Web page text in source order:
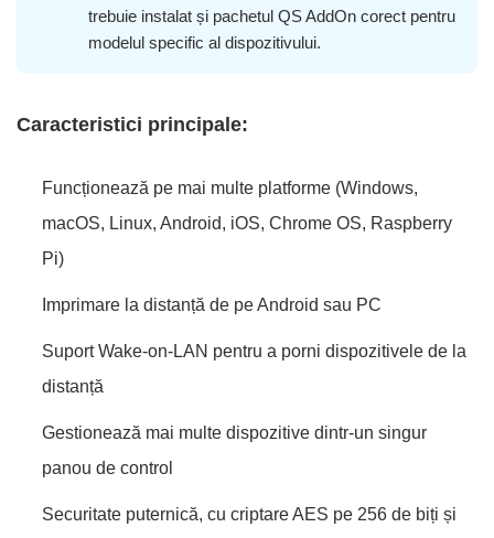
trebuie instalat și pachetul QS AddOn corect pentru
modelul specific al dispozitivului.
Caracteristici principale:
Funcționează pe mai multe platforme (Windows,
macOS, Linux, Android, iOS, Chrome OS, Raspberry
Pi)
Imprimare la distanță de pe Android sau PC
Suport Wake-on-LAN pentru a porni dispozitivele de la
distanță
Gestionează mai multe dispozitive dintr-un singur
panou de control
Securitate puternică, cu criptare AES pe 256 de biți și